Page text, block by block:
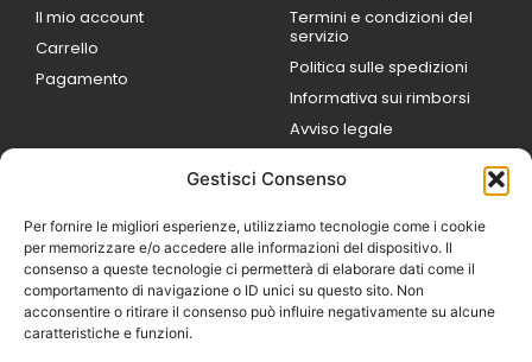
Gestisci Consenso
Per fornire le migliori esperienze, utilizziamo tecnologie come i cookie
per memorizzare e/o accedere alle informazioni del dispositivo. Il
consenso a queste tecnologie ci permetterà di elaborare dati come il
comportamento di navigazione o ID unici su questo sito. Non
acconsentire o ritirare il consenso può influire negativamente su alcune
caratteristiche e funzioni.
Il mio account
Carrello
Pagamento
Termini e condizioni del
servizio
Politica sulle spedizioni
Informativa sui rimborsi
Avviso legale
9:00
Sabato 09:00 /
14:00
16:30 /
Domenica